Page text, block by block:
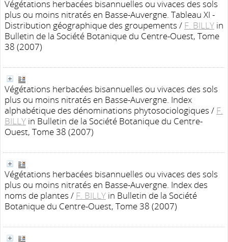
Végétations herbacées bisannuelles ou vivaces des sols
plus ou moins nitratés en Basse-Auvergne. Tableau XI -
Distribution géographique des groupements / F. BILLY in
Bulletin de la Société Botanique du Centre-Ouest, Tome
38 (2007)
Végétations herbacées bisannuelles ou vivaces des sols
plus ou moins nitratés en Basse-Auvergne. Index
alphabétique des dénominations phytosociologiques / F.
BILLY in Bulletin de la Société Botanique du Centre-
Ouest, Tome 38 (2007)
Végétations herbacées bisannuelles ou vivaces des sols
plus ou moins nitratés en Basse-Auvergne. Index des
noms de plantes / F. BILLY in Bulletin de la Société
Botanique du Centre-Ouest, Tome 38 (2007)